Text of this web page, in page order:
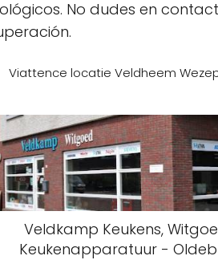
No dudes en
Viattence locatie Veldheem
Veldkamp Keukens,
Keukenapparatuur -